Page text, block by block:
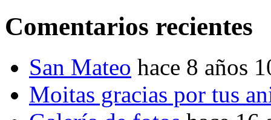
Comentarios recientes
San Mateo hace 8 años
Moitas gracias por tus